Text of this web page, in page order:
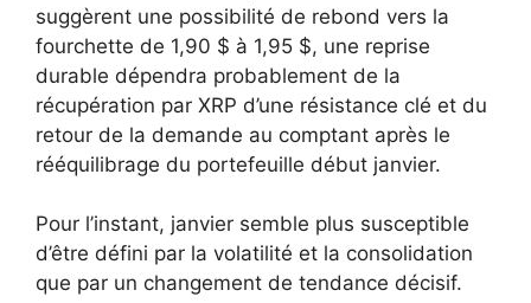
suggèrent une possibilité de rebond vers la
fourchette de 1,90 $ à 1,95 $, une reprise
durable dépendra probablement de la
récupération par XRP d’une résistance clé et du
retour de la demande au comptant après le
rééquilibrage du portefeuille début janvier.
Pour l’instant, janvier semble plus susceptible
d’être défini par la volatilité et la consolidation
que par un changement de tendance décisif.